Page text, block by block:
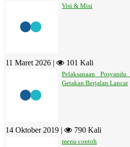
Visi & Misi
11 Maret 2026 | 101 Kali
Pelaksanaan
Getakan Berjalan Lancar
14 Oktober 2019 | 790 Kali
menu contoh